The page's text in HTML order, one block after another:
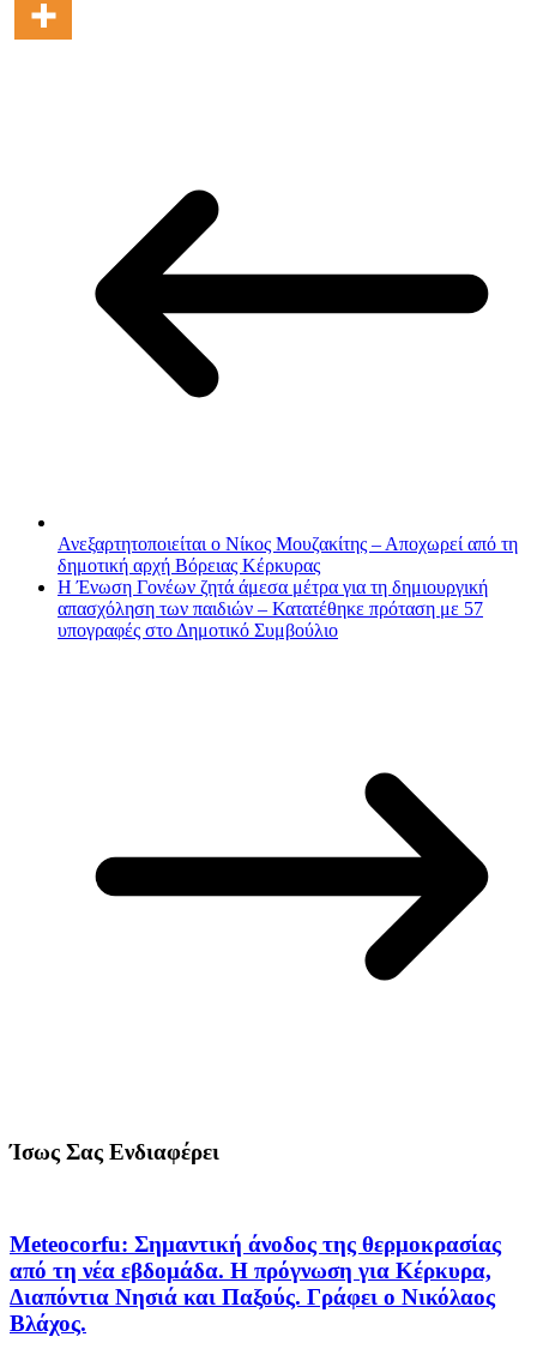
Ανεξαρτητοποιείται ο Νίκος Μουζακίτης – Αποχωρεί από τη
δημοτική αρχή Βόρειας Κέρκυρας
Η Ένωση Γονέων ζητά άμεσα μέτρα για τη δημιουργική
απασχόληση των παιδιών – Κατατέθηκε πρόταση με 57
υπογραφές στο Δημοτικό Συμβούλιο
Ίσως Σας Ενδιαφέρει
Meteocorfu: Σημαντική άνοδος της θερμοκρασίας
από τη νέα εβδομάδα. Η πρόγνωση για Κέρκυρα,
Διαπόντια Νησιά και Παξούς. Γράφει ο Νικόλαος
Βλάχος.